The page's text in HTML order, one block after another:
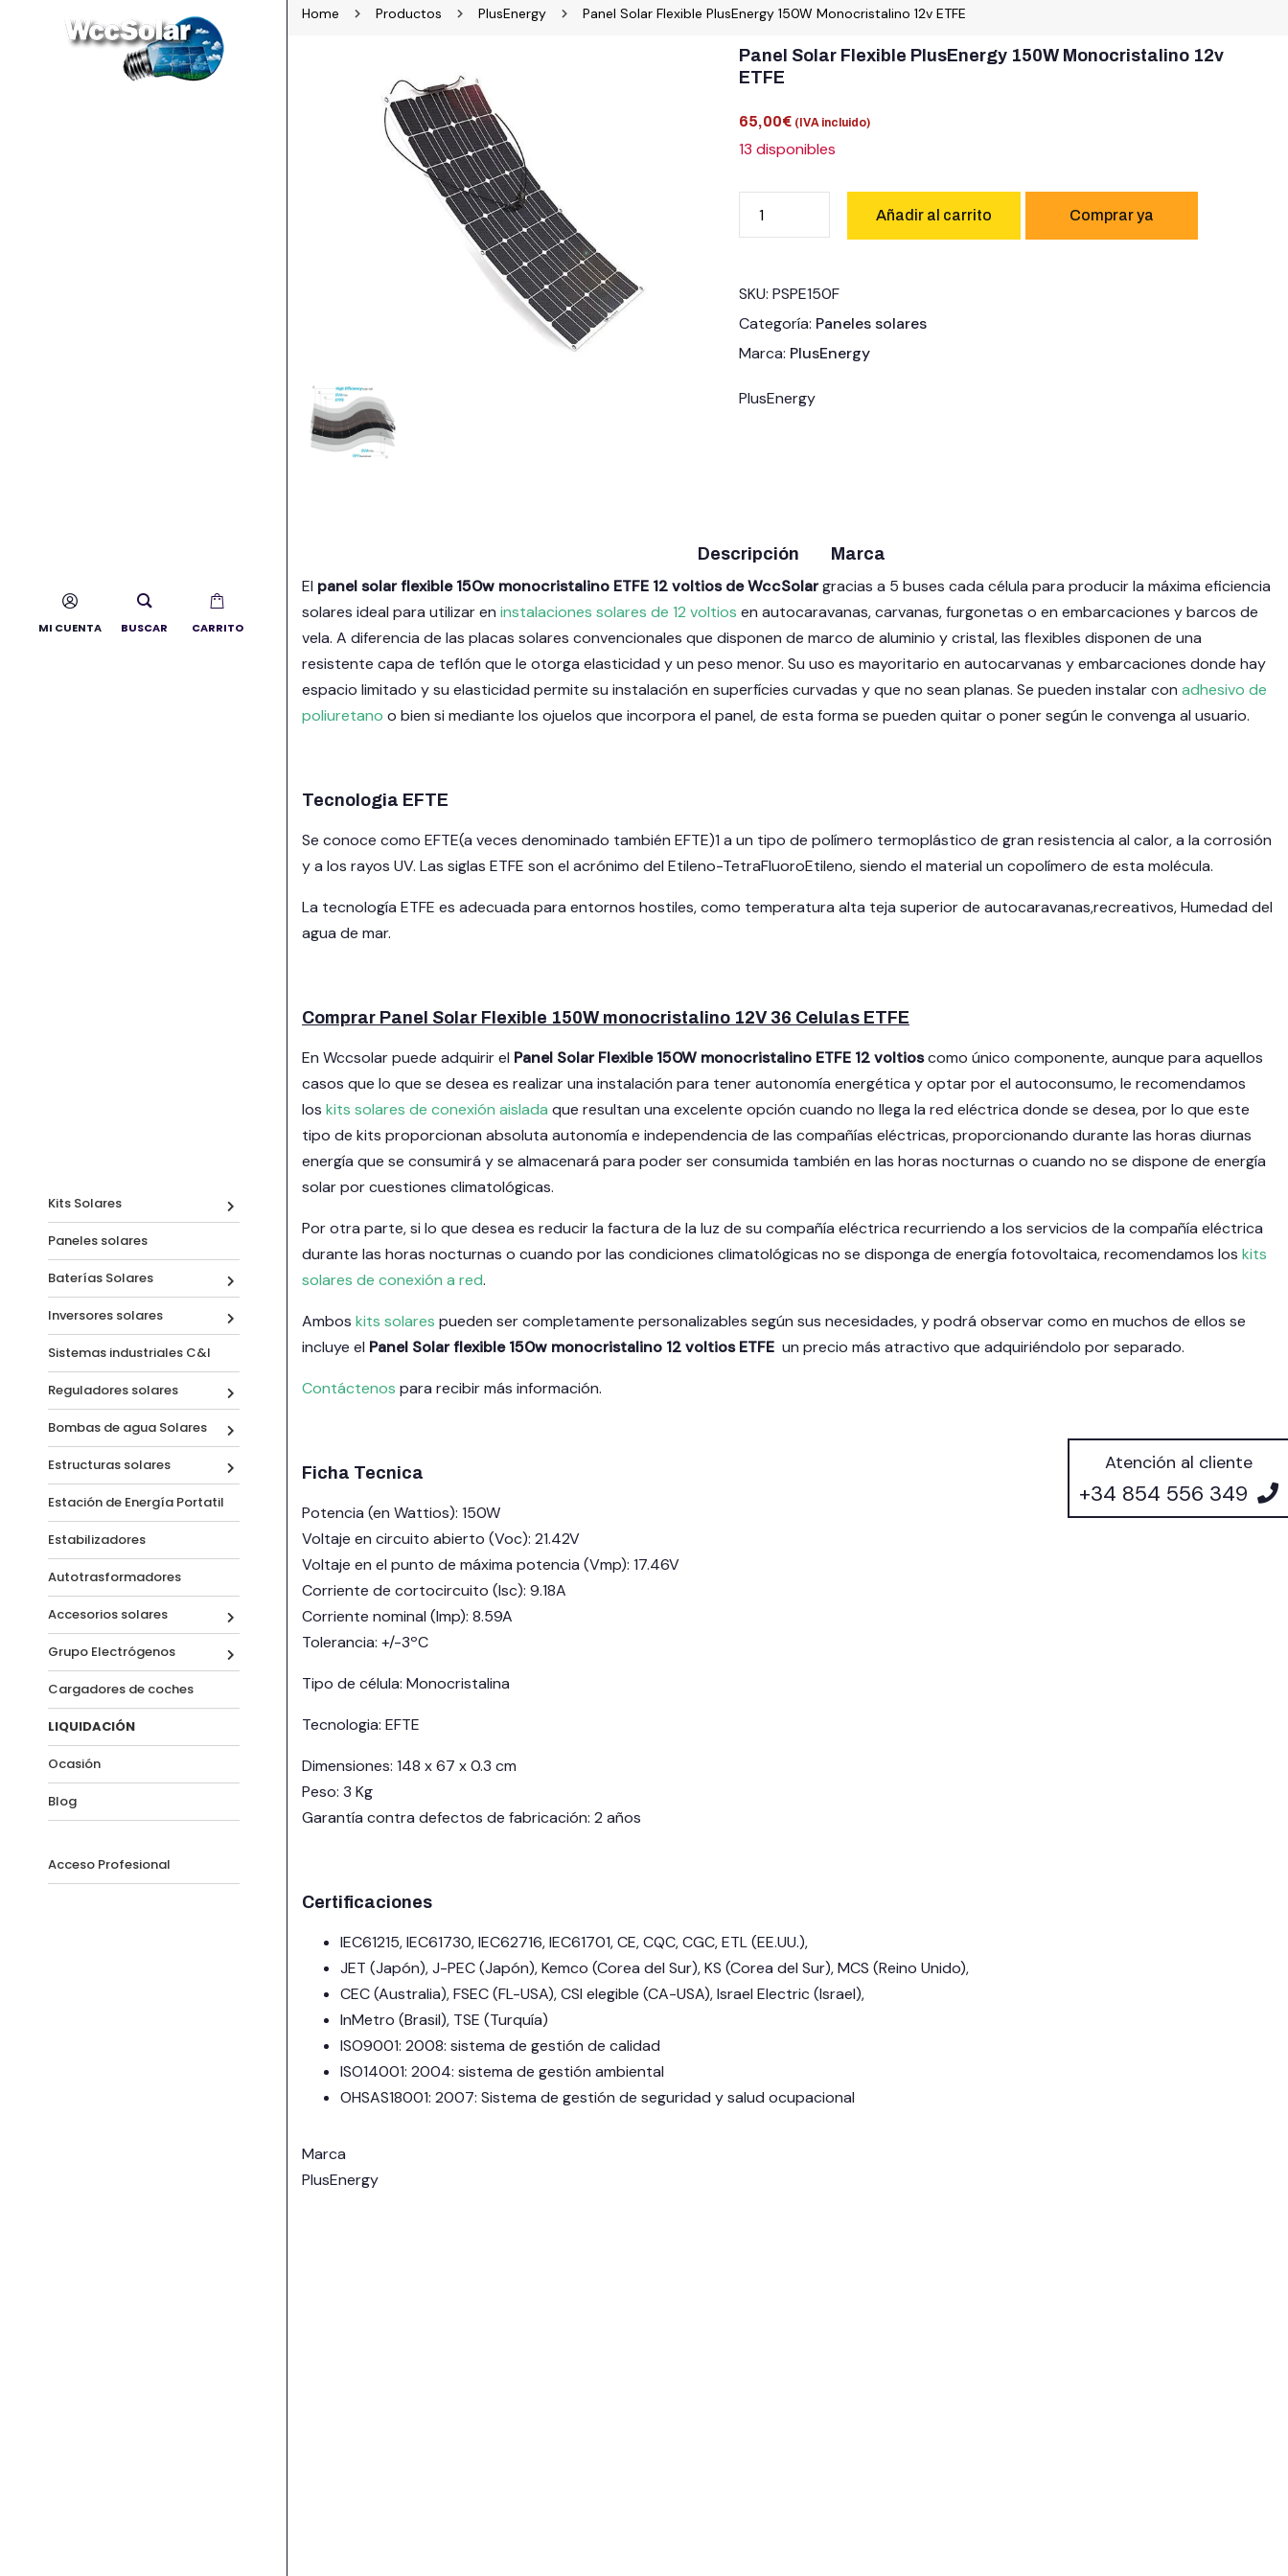
Kits Solares
Paneles solares
Baterías Solares
Inversores solares
Sistemas industriales C&I
Reguladores solares
Bombas de agua Solares
Estructuras solares
Estación de Energía Portatil
Estabilizadores
Autotrasformadores
Accesorios solares
Grupo Electrógenos
Cargadores de coches
LIQUIDACIÓN
Ocasión
Blog
Acceso Profesional
MI CUENTA BUSCAR CARRITO
Home Productos PlusEnergy Panel Solar Flexible PlusEnergy 150W Monocristalino 12v ETFE
Panel Solar Flexible PlusEnergy 150W Monocristalino 12v
ETFE
65,00€ (IVA incluido)
13 disponibles
Añadir al carrito
SKU:PSPE150F
Categoría: Paneles solares
Marca: PlusEnergy
PlusEnergy
Descripción Marca
El panel solar flexible 150w monocristalino ETFE 12 voltios de WccSolargracias a 5 buses cada célula para producir la máxima eficiencia
solares ideal para utilizar en instalaciones solares de 12 voltios en autocaravanas, carvanas, furgonetas o en embarcaciones y barcos de
vela. A diferencia de las placas solares convencionales que disponen de marco de aluminio y cristal, las flexibles disponen de una
resistente capa de teflón que le otorga elasticidad y un peso menor. Su uso es mayoritario en autocarvanas y embarcaciones donde hay
espacio limitado y su elasticidad permite su instalación en superfícies curvadas y que no sean planas. Se pueden instalar con adhesivo de
poliuretano o bien si mediante los ojuelos que incorpora el panel, de esta forma se pueden quitar o poner según le convenga al usuario.
Tecnologia EFTE
Se conoce como EFTE(a veces denominado también EFTE)1 a un tipo de polímero termoplástico de gran resistencia al calor, a la corrosión
y a los rayos UV. Las siglas ETFE son el acrónimo del Etileno-TetraFluoroEtileno, siendo el material un copolímero de esta molécula.
La tecnología ETFE es adecuada para entornos hostiles, como temperatura alta teja superior de autocaravanas,recreativos, Humedad del
agua de mar.
Comprar Panel Solar Flexible 150W monocristalino 12V 36 Celulas ETFE
En Wccsolar puede adquirir el Panel Solar Flexible 150W monocristalino ETFE 12 voltioscomo único componente, aunque para aquellos
casos que lo que se desea es realizar una instalación para tener autonomía energética y optar por el autoconsumo, le recomendamos
los kits solares de conexión aislada que resultan una excelente opción cuando no llega la red eléctrica donde se desea, por lo que este
tipo de kits proporcionan absoluta autonomía e independencia de las compañías eléctricas, proporcionando durante las horas diurnas
energía que se consumirá y se almacenará para poder ser consumida también en las horas nocturnas o cuando no se dispone de energía
solar por cuestiones climatológicas.
Por otra parte, si lo que desea es reducir la factura de la luz de su compañía eléctrica recurriendo a los servicios de la compañía eléctrica
durante las horas nocturnas o cuando por las condiciones climatológicas no se disponga de energía fotovoltaica, recomendamos los kits
solares de conexión a red.
Ambos kits solares pueden ser completamente personalizables según sus necesidades, y podrá observar como en muchos de ellos se
incluye el Panel Solar flexible 150w monocristalino 12 voltios ETFE un precio más atractivo que adquiriéndolo por separado.
Contáctenos para recibir más información.
Ficha Tecnica
Potencia (en Wattios): 150W
Voltaje en circuito abierto (Voc): 21.42V
Voltaje en el punto de máxima potencia (Vmp): 17.46V
Corriente de cortocircuito (Isc): 9.18A
Corriente nominal (Imp): 8.59A
Tolerancia: +/-3ºC
Tipo de célula: Monocristalina
Tecnologia: EFTE
Dimensiones: 148 x 67 x 0.3 cm
Peso: 3 Kg
Garantía contra defectos de fabricación: 2 años
Certificaciones
IEC61215, IEC61730, IEC62716, IEC61701, CE, CQC, CGC, ETL (EE.UU.),
JET (Japón), J-PEC (Japón), Kemco (Corea del Sur), KS (Corea del Sur), MCS (Reino Unido),
CEC (Australia), FSEC (FL-USA), CSI elegible (CA-USA), Israel Electric (Israel),
InMetro (Brasil), TSE (Turquía)
ISO9001: 2008: sistema de gestión de calidad
ISO14001: 2004: sistema de gestión ambiental
OHSAS18001: 2007: Sistema de gestión de seguridad y salud ocupacional
Marca
PlusEnergy
Atención al cliente
+34 854 556 349